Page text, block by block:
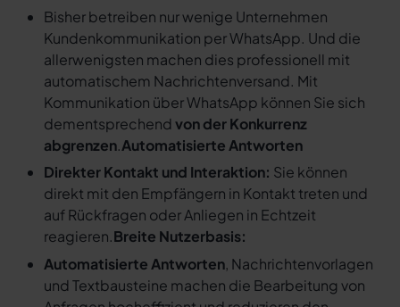
Bisher betreiben nur wenige Unternehmen
Kundenkommunikation per WhatsApp. Und die
allerwenigsten machen dies professionell mit
automatischem Nachrichtenversand. Mit
Kommunikation über WhatsApp können Sie sich
dementsprechendvon der Konkurrenz
abgrenzen.Automatisierte Antworten
Direkter Kontakt und Interaktion: Sie können
direkt mit den Empfängern in Kontakt treten und
auf Rückfragen oder Anliegen in Echtzeit
reagieren.Breite Nutzerbasis:
Automatisierte Antworten, Nachrichtenvorlagen
und Textbausteine machen die Bearbeitung von